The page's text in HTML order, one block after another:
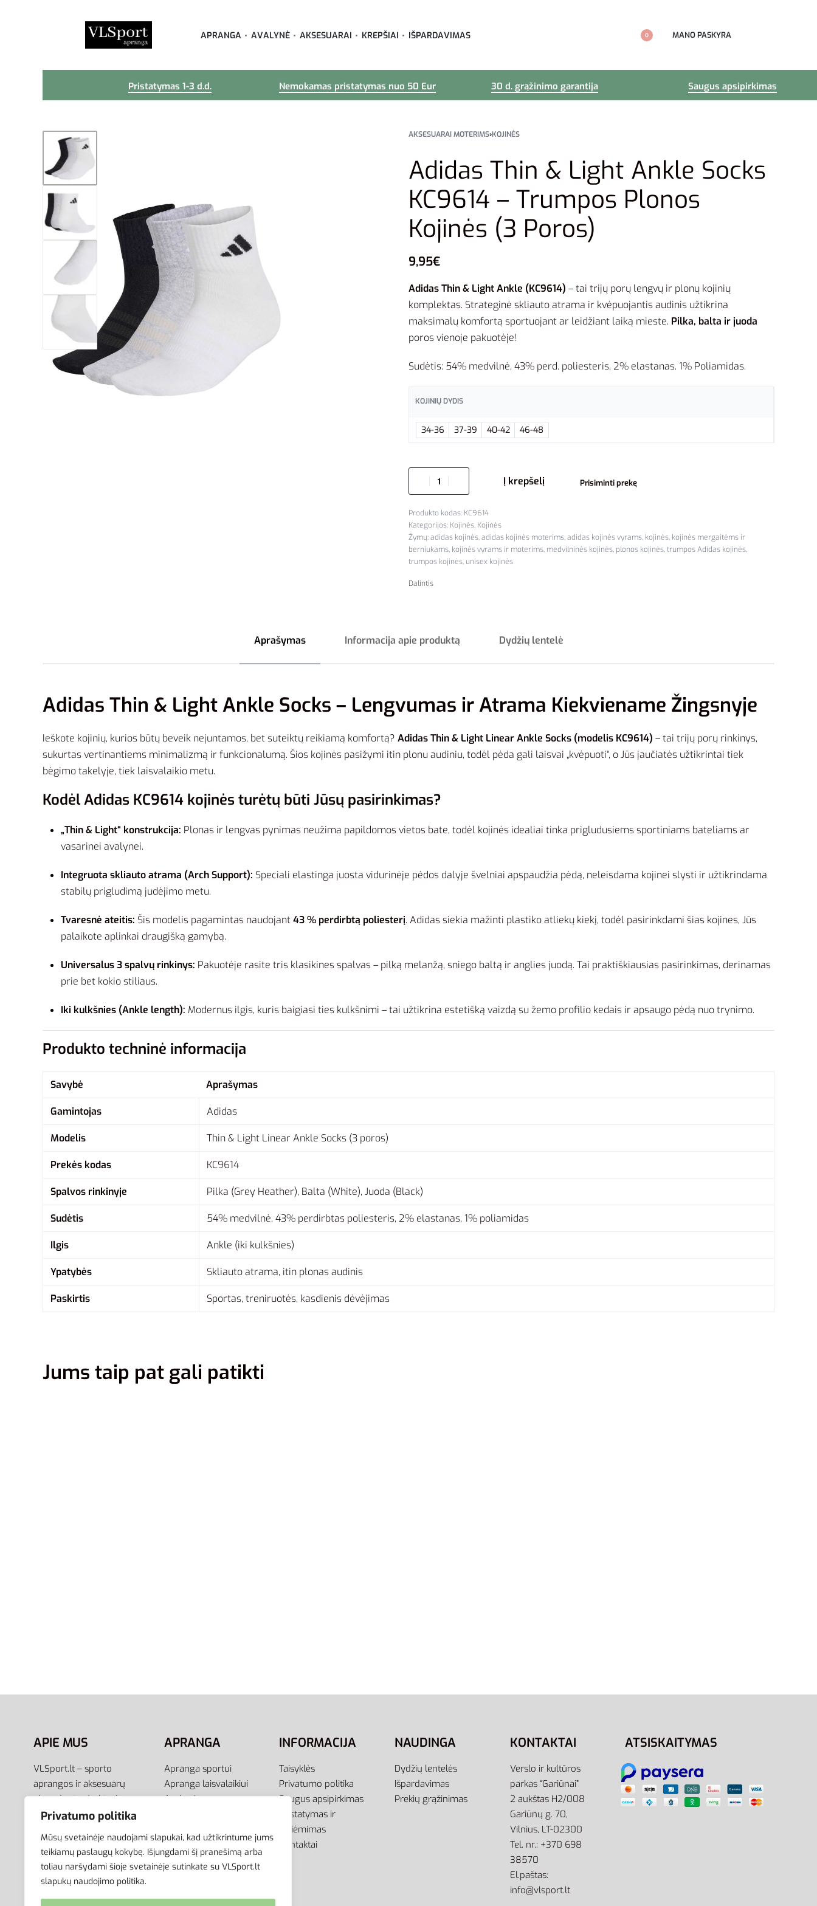
Privatumo politika
Mūsų svetainėje naudojami slapukai, kad užtikrintume jums
teikiamų paslaugų kokybę. Išjungdami šį pranešimą arba
toliau naršydami šioje svetainėje sutinkate su VLSport.lt
slapukų naudojimo politika.
APRANGA AVALYNĖ AKSESUARAI KREPŠIAI IŠPARDAVIMAS 0 MANO PASKYRA
Pristatymas 1-3 d.d. Nemokamas pristatymas nuo 50 Eur 30 d. grąžinimo garantija Saugus apsipirkimas
AKSESUARAI MOTERIMS›KOJINĖS
Adidas Thin & Light Ankle Socks
KC9614 – Trumpos Plonos
Kojinės (3 Poros)
9,95€
Adidas Thin & Light Ankle (KC9614) – tai trijų porų lengvų ir plonų kojinių
komplektas. Strateginė skliauto atrama ir kvėpuojantis audinis užtikrina
maksimalų komfortą sportuojant ar leidžiant laiką mieste. Pilka, balta ir juoda
poros vienoje pakuotėje!
Sudėtis: 54% medvilnė, 43% perd. poliesteris, 2% elastanas. 1% Poliamidas.
KOJINIŲ DYDIS
34-36 37-39 40-42 46-48
Į krepšelį Prisiminti prekę
KC9614
Kategorijos: Kojinės, Kojinės
Žymų:adidas kojinės,adidas kojinės moterims,adidas kojinės vyrams, kojinės, kojinės mergaitėms ir
berniukams, kojinės vyrams ir moterims, medvilninės kojinės, plonos kojinės,trumpos Adidas kojinės,
trumpos kojinės, unisex kojinės
Dalintis
Aprašymas Informacija apie produktą Dydžių lentelė
Adidas Thin & Light Ankle Socks – Lengvumas ir Atrama Kiekviename Žingsnyje
Ieškote kojinių, kurios būtų beveik nejuntamos, bet suteiktų reikiamą komfortą? Adidas Thin & Light Linear Ankle Socks (modelis KC9614) – tai trijų porų rinkinys,
sukurtas vertinantiems minimalizmą ir funkcionalumą. Šios kojinės pasižymi itin plonu audiniu, todėl pėda gali laisvai „kvėpuoti“, o Jūs jaučiatės užtikrintai tiek
bėgimo takelyje, tiek laisvalaikio metu.
Kodėl Adidas KC9614 kojinės turėtų būti Jūsų pasirinkimas?
„Thin & Light“ konstrukcija: Plonas ir lengvas pynimas neužima papildomos vietos bate, todėl kojinės idealiai tinka prigludusiems sportiniams bateliams ar
vasarinei avalynei.
Integruota skliauto atrama (Arch Support): Speciali elastinga juosta vidurinėje pėdos dalyje švelniai apspaudžia pėdą, neleisdama kojinei slysti ir užtikrindama
stabilų prigludimą judėjimo metu.
Tvaresnė ateitis: Šis modelis pagamintas naudojant43 % perdirbtą poliesterį. Adidas siekia mažinti plastiko atliekų kiekį, todėl pasirinkdami šias kojines, Jūs
palaikote aplinkai draugišką gamybą.
Universalus 3 spalvų rinkinys: Pakuotėje rasite tris klasikines spalvas – pilką melanžą, sniego baltą ir anglies juodą. Tai praktiškiausias pasirinkimas, derinamas
prie bet kokio stiliaus.
Iki kulkšnies (Ankle length): Modernus ilgis, kuris baigiasi ties kulkšnimi – tai užtikrina estetišką vaizdą su žemo profilio kedais ir apsaugo pėdą nuo trynimo.
Produkto techninė informacija
Savybė Aprašymas
Gamintojas Adidas
Modelis Thin & Light Linear Ankle Socks (3 poros)
Prekės kodas KC9614
Spalvos rinkinyje Pilka (Grey Heather), Balta (White), Juoda (Black)
Sudėtis 54% medvilnė, 43% perdirbtas poliesteris, 2% elastanas, 1% poliamidas
Ilgis Ankle (iki kulkšnies)
Ypatybės Skliauto atrama, itin plonas audinis
Paskirtis Sportas, treniruotės, kasdienis dėvėjimas
Jums taip pat gali patikti
Pasirinkti savybes Pasirinkti savybes Pasirinkti savybes Pasirinkti savybes
APIE MUS
VLSport.lt – sporto
aprangos ir aksesuarų
el.parduotuvė aktyviam
gyvenimo būdui. Čia rasite
vyrams, moterims bei
APRANGA
Apranga sportui
Apranga laisvalaikiui
Avalynė
INFORMACIJA
Taisyklės
Privatumo politika
Saugus apsipirkimas
Pristatymas ir
atsiėmimas
Kontaktai
NAUDINGA
Dydžių lentelės
Išpardavimas
Prekių grąžinimas
KONTAKTAI
Verslo ir kultūros
parkas “Gariūnai”
2 aukštas H2/008
Gariūnų g. 70,
Vilnius, LT-02300
Tel. nr.: +370 698
38570
El.paštas:
info@vlsport.lt
ATSISKAITYMAS